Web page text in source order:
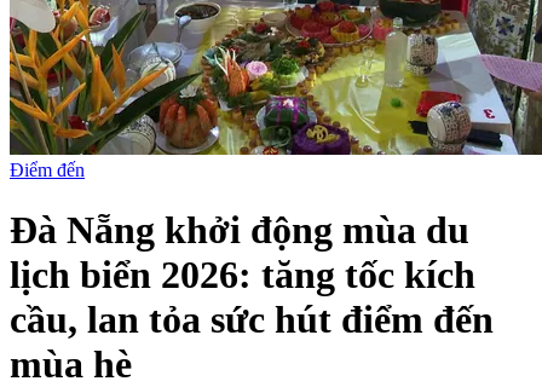
Điểm đến
Đà Nẵng khởi động mùa du
lịch biển 2026: tăng tốc kích
cầu, lan tỏa sức hút điểm đến
mùa hè